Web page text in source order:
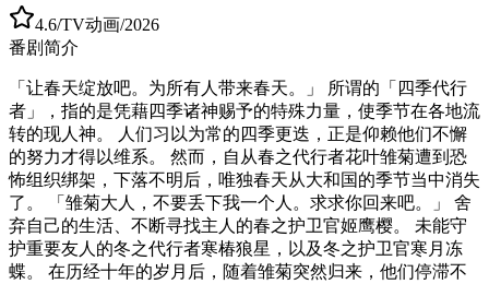
4.6/TV动画/2026
番剧简介
「让春天绽放吧。为所有人带来春天。」 所谓的「四季代行
者」，指的是凭藉四季诸神赐予的特殊力量，使季节在各地流
转的现人神。 人们习以为常的四季更迭，正是仰赖他们不懈
的努力才得以维系。 然而，自从春之代行者花叶雏菊遭到恐
怖组织绑架，下落不明后，唯独春天从大和国的季节当中消失
了。 「雏菊大人，不要丢下我一个人。求求你回来吧。」 舍
弃自己的生活、不断寻找主人的春之护卫官姬鹰樱。 未能守
护重要友人的冬之代行者寒椿狼星，以及冬之护卫官寒月冻
蝶。 在历经十年的岁月后，随着雏菊突然归来，他们停滞不